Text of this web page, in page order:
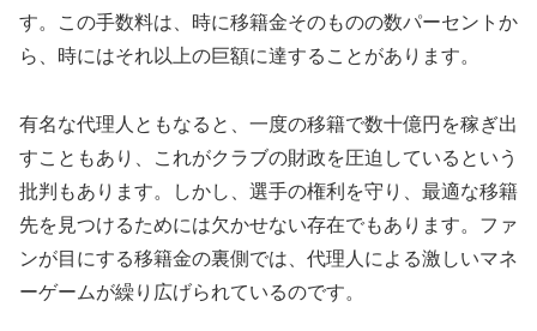
す。この手数料は、時に移籍金そのものの数パーセントか
ら、時にはそれ以上の巨額に達することがあります。
有名な代理人ともなると、一度の移籍で数十億円を稼ぎ出
すこともあり、これがクラブの財政を圧迫しているという
批判もあります。しかし、選手の権利を守り、最適な移籍
先を見つけるためには欠かせない存在でもあります。ファ
ンが目にする移籍金の裏側では、代理人による激しいマネ
ーゲームが繰り広げられているのです。